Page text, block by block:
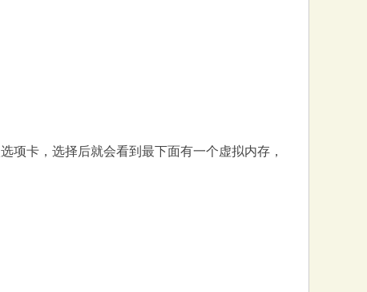
项卡，选择后就会看到最下面有一个虚拟内存，